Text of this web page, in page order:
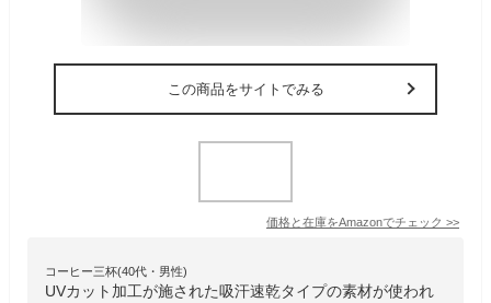
この商品をサイトでみる
価格と在庫をAmazonでチェック >>
コーヒー三杯(40代・男性)
UVカット加工が施された吸汗速乾タイプの素材が使われ